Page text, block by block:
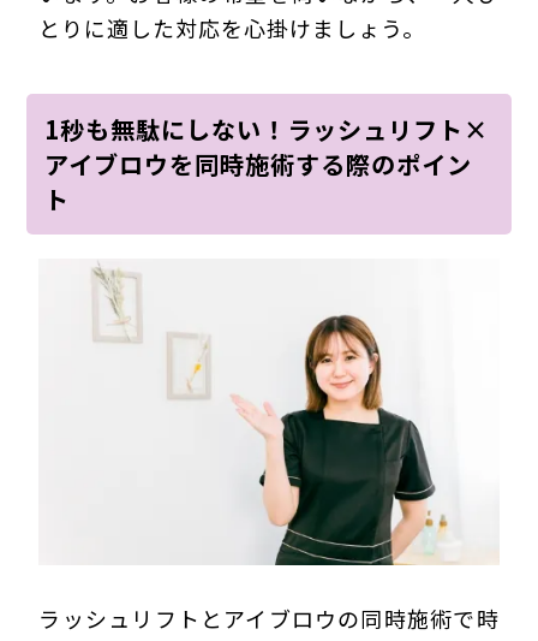
とりに適した対応を心掛けましょう。
1秒も無駄にしない！ラッシュリフト×
アイブロウを同時施術する際のポイン
ト
ラッシュリフトとアイブロウの同時施術で時